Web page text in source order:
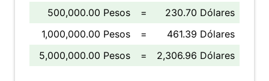
500,000.00 Pesos
=
230.70 Dólares
1,000,000.00 Pesos
=
461.39 Dólares
5,000,000.00 Pesos
= 2,306.96 Dólares